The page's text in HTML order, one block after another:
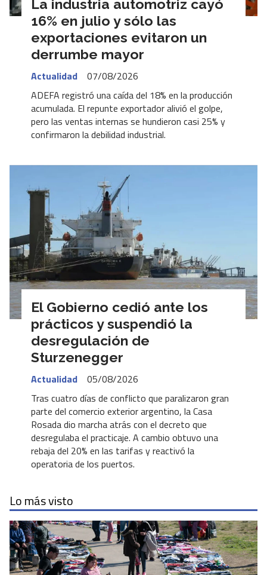
La industria automotriz cayó
16% en julio y sólo las
exportaciones evitaron un
derrumbe mayor
Actualidad
07/08/2026
ADEFA registró una caída del 18% en la producción
acumulada. El repunte exportador alivió el golpe,
pero las ventas internas se hundieron casi 25% y
confirmaron la debilidad industrial.
El Gobierno cedió ante los
prácticos y suspendió la
desregulación de
Sturzenegger
Actualidad
05/08/2026
Tras cuatro días de conflicto que paralizaron gran
parte del comercio exterior argentino, la Casa
Rosada dio marcha atrás con el decreto que
desregulaba el practicaje. A cambio obtuvo una
rebaja del 20% en las tarifas y reactivó la
operatoria de los puertos.
Lo más visto